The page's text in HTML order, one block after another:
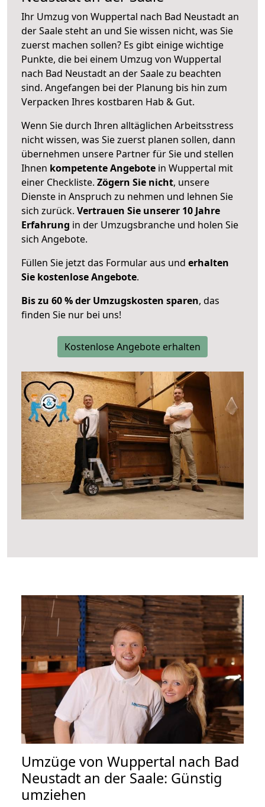
Ihr Umzug von Wuppertal nach Bad Neustadt an
der Saale steht an und Sie wissen nicht, was Sie
zuerst machen sollen? Es gibt einige wichtige
Punkte, die bei einem Umzug von Wuppertal
nach Bad Neustadt an der Saale zu beachten
sind. Angefangen bei der Planung bis hin zum
Verpacken Ihres kostbaren Hab & Gut.
Wenn Sie durch Ihren alltäglichen Arbeitsstress
nicht wissen, was Sie zuerst planen sollen, dann
übernehmen unsere Partner für Sie und stellen
Ihnen kompetente Angebote in Wuppertal mit
einer Checkliste. Zögern Sie nicht, unsere
Dienste in Anspruch zu nehmen und lehnen Sie
sich zurück. Vertrauen Sie unserer 10 Jahre
Erfahrung in der Umzugsbranche und holen Sie
sich Angebote.
Füllen Sie jetzt das Formular aus und erhalten
Sie kostenlose Angebote.
Bis zu 60 % der Umzugskosten sparen, das
finden Sie nur bei uns!
Kostenlose Angebote erhalten
Umzüge von Wuppertal nach Bad
Neustadt an der Saale: Günstig
umziehen